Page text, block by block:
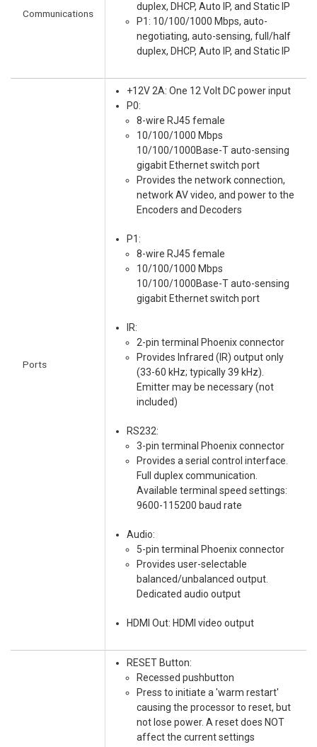
Communications
duplex, DHCP, Auto IP, and Static IP
P1: 10/100/1000 Mbps, auto-
negotiating, auto-sensing, full/half
duplex, DHCP, Auto IP, and Static IP
Ports
+12V 2A: One 12 Volt DC power input
P0:
8-wire RJ45 female
10/100/1000 Mbps
10/100/1000Base-T auto-sensing
gigabit Ethernet switch port
Provides the network connection,
network AV video, and power to the
Encoders and Decoders
P1:
8-wire RJ45 female
10/100/1000 Mbps
10/100/1000Base-T auto-sensing
gigabit Ethernet switch port
IR:
2-pin terminal Phoenix connector
Provides Infrared (IR) output only
(33-60 kHz; typically 39 kHz).
Emitter may be necessary (not
included)
RS232:
3-pin terminal Phoenix connector
Provides a serial control interface.
Full duplex communication.
Available terminal speed settings:
9600-115200 baud rate
Audio:
5-pin terminal Phoenix connector
Provides user-selectable
balanced/unbalanced output.
Dedicated audio output
HDMI Out: HDMI video output
RESET Button:
Recessed pushbutton
Press to initiate a 'warm restart'
causing the processor to reset, but
not lose power. A reset does NOT
affect the current settings